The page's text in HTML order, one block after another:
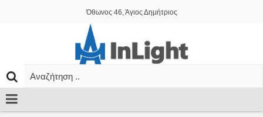
Όθωνος 46, Άγιος Δημήτριος